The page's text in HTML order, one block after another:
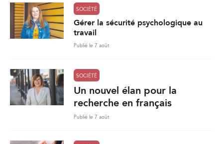
SOCIÉTÉ
Gérer la sécurité psychologique au
travail
Publié le 7 août
SOCIÉTÉ
Un nouvel élan pour la
recherche en français
Publié le 7 août